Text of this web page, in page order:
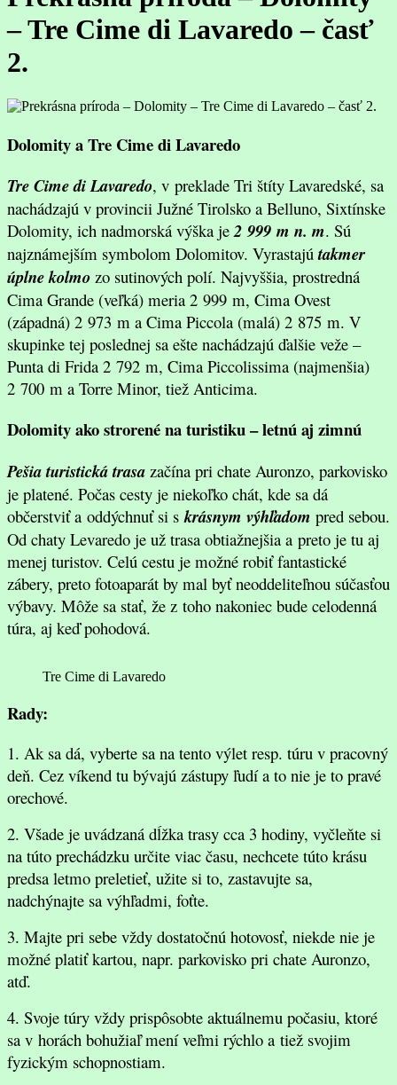
– Tre Cime di Lavaredo – časť
2.
Dolomity a Tre Cime di Lavaredo
Tre Cime di Lavaredo, v preklade Tri štíty Lavaredské, sa
nachádzajú v provincii Južné Tirolsko a Belluno, Sixtínske
Dolomity, ich nadmorská výška je 2 999m n. m. Sú
najznámejším symbolom Dolomitov. Vyrastajútakmer
úplne kolmo zo sutinových polí. Najvyššia, prostredná
Cima Grande (veľká) meria 2 999 m, Cima Ovest
(západná) 2 973 m a Cima Piccola (malá) 2 875 m. V
skupinke tej poslednej sa ešte nachádzajú ďalšie veže –
Punta di Frida 2 792 m, Cima Piccolissima (najmenšia)
2 700 m a Torre Minor, tiež Anticima.
Dolomity ako strorené na turistiku – letnú aj zimnú
Pešia turistická trasa začína pri chate Auronzo, parkovisko
je platené. Počas cesty je niekoľko chát, kde sa dá
občerstviť a oddýchnuť si s krásnym výhľadom pred sebou.
Od chaty Levaredo je už trasa obtiažnejšia a preto je tu aj
menej turistov. Celú cestu je možné robiť fantastické
zábery, preto fotoaparát by mal byť neoddeliteľnou súčasťou
výbavy. Môže sa stať, že z toho nakoniec bude celodenná
túra, aj keď pohodová.
Tre Cime di Lavaredo
Rady:
1. Ak sa dá, vyberte sa na tento výlet resp. túru v pracovný
deň. Cez víkend tu bývajú zástupy ľudí a to nie je to pravé
orechové.
2. Všade je uvádzaná dĺžka trasy cca 3 hodiny, vyčleňte si
na túto prechádzku určite viac času, nechcete túto krásu
predsa letmo preletieť, užite si to, zastavujte sa,
nadchýnajte sa výhľadmi, foťte.
3. Majte pri sebe vždy dostatočnú hotovosť, niekde nie je
možné platiť kartou, napr. parkovisko pri chate Auronzo,
atď.
4. Svoje túry vždy prispôsobte aktuálnemu počasiu, ktoré
sa v horách bohužiaľ mení veľmi rýchlo a tiež svojim
fyzickým schopnostiam.